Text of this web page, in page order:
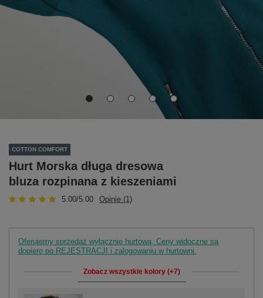
COTTON COMFORT
Hurt Morska długa dresowa
bluza rozpinana z kieszeniami
5.00/5.00 Opinie (1)
Oferujemy sprzedaż wyłącznie hurtową. Ceny widoczne są
dopiero po REJESTRACJI i zalogowaniu w hurtowni.
Zobacz wszystkie kolory (+7)